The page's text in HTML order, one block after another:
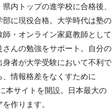
内トップの進学校に合格後、
部に現役合格。大学時代は塾の
師・オンライン家庭教師として
さんの勉強をサポート。自分の
身者が大学受験において不利で
、情報格差をなくすために
本サイトを開設。日本最大の
作ります。